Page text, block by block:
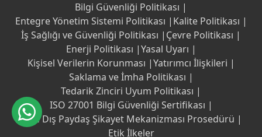
Bilgi Güvenliği Politikası |
Entegre Yönetim Sistemi Politikası | Kalite Politikası |
İş Sağlığı ve Güvenliği Politikası | Çevre Politikası |
Enerji Politikası |Yasal Uyarı |
Kişisel Verilerin Korunması |Yatırımcı İlişkileri |
Saklama ve İmha Politikası |
Tedarik Zinciri Uyum Politikası |
ISO 27001 Bilgi Güvenliği Sertifikası |
İç ve Dış Paydaş Şikayet Mekanizması Prosedürü |
Etik İlkeler